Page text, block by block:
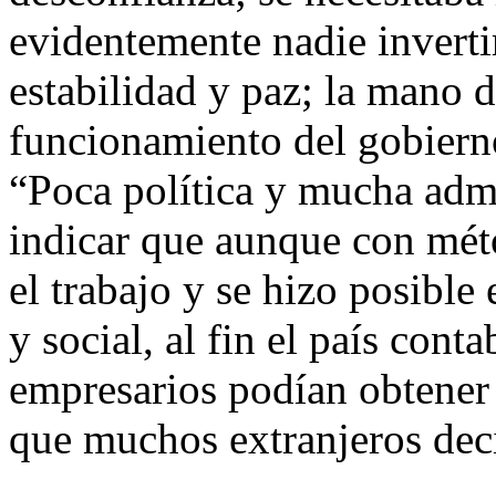
evidentemente nadie
estabilidad y paz; la mano
funcionamiento del
“Poca política y mucha
indicar que aunque con
el trabajo y se hizo
y social, al fin el país
empresarios podían
que muchos extranjeros